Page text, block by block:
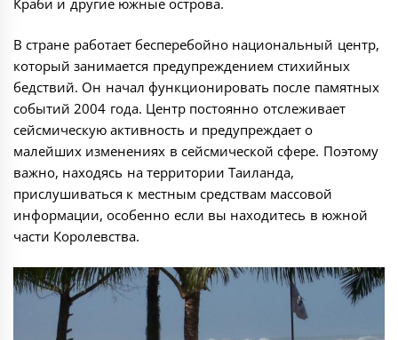
В стране работает бесперебойно национальный центр,
который занимается предупреждением стихийных
бедствий. Он начал функционировать после памятных
событий 2004 года. Центр постоянно отслеживает
сейсмическую активность и предупреждает о
малейших изменениях в сейсмической сфере. Поэтому
важно, находясь на территории Таиланда,
прислушиваться к местным средствам массовой
информации, особенно если вы находитесь в южной
части Королевства.